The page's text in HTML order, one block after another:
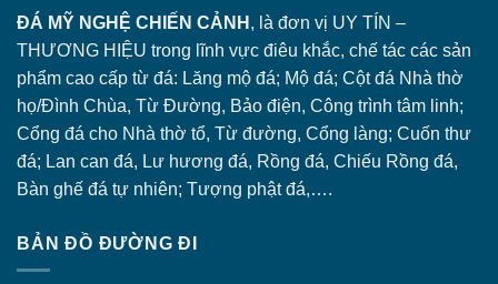
ĐÁ MỸ NGHỆ CHIẾN CẢNH , là đơn vị UY TÍN –
THƯƠNG HIỆU trong lĩnh vực điêu khắc, chế tác các sản
phẩm cao cấp từ đá: Lăng mộ đá; Mộ đá; Cột đá Nhà thờ
họ/Đình Chùa, Từ Đường, Bảo điện, Công trình tâm linh;
Cổng đá cho Nhà thờ tổ, Từ đường, Cổng làng; Cuốn thư
đá; Lan can đá, Lư hương đá, Rồng đá, Chiếu Rồng đá,
Bàn ghế đá tự nhiên; Tượng phật đá,….
BẢN ĐỒ ĐƯỜNG ĐI